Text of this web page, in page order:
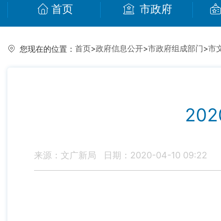
首页 市政府
您现在的位置： 首页>政府信息公开>市政府组成部门>市
来源：文广新局 日期：2020-04-10 09:22